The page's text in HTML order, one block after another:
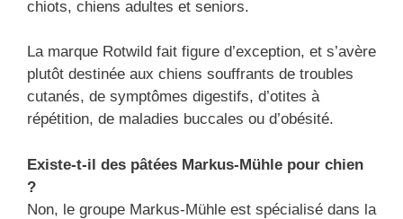
chiots, chiens adultes et seniors.
La marque Rotwild fait figure d’exception, et s’avère
plutôt destinée aux chiens souffrants de troubles
cutanés, de symptômes digestifs, d’otites à
répétition, de maladies buccales ou d’obésité.
Existe-t-il des pâtées Markus-Mühle pour chien
?
Non, le groupe Markus-Mühle est spécialisé dans la